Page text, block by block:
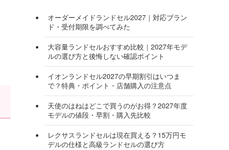
オーダーメイドランドセル2027｜対応ブラン
ド・受付期限を調べてみた
大容量ランドセルおすすめ比較｜2027年モデ
ルの選び方と後悔しない確認ポイント
イオンランドセル2027の早期割引はいつま
で？特典・ポイント・店舗購入の注意点
天使のはねはどこで買うのがお得？2027年度
モデルの値段・早割・購入先比較
レクサスランドセルは現在買える？15万円モ
デルの仕様と高級ランドセルの選び方